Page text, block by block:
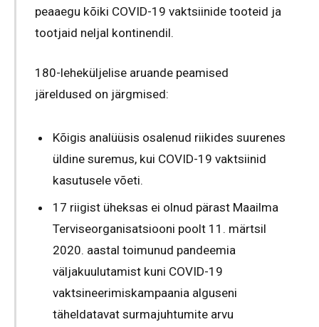
peaaegu kõiki COVID-19 vaktsiinide tooteid ja
tootjaid neljal kontinendil.
180-leheküljelise aruande peamised
järeldused on järgmised:
Kõigis analüüsis osalenud riikides suurenes
üldine suremus, kui COVID-19 vaktsiinid
kasutusele võeti.
17 riigist üheksas ei olnud pärast Maailma
Terviseorganisatsiooni poolt 11. märtsil
2020. aastal toimunud pandeemia
väljakuulutamist kuni COVID-19
vaktsineerimiskampaania alguseni
täheldatavat surmajuhtumite arvu